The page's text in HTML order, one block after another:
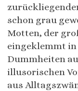
schon grau
Motten, der
eingeklemmt
Dummheiten
illusorischen
aus